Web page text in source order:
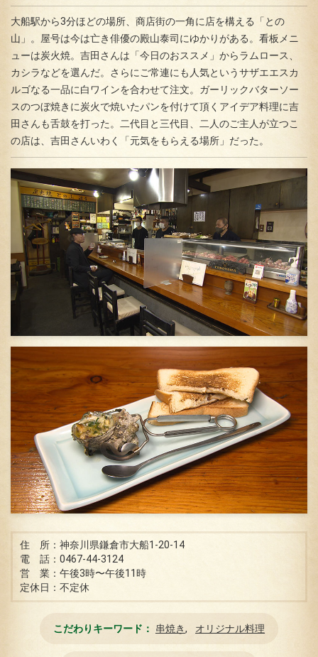
大船駅から3分ほどの場所、商店街の一角に店を構える「との
山」。屋号は今は亡き俳優の殿山泰司にゆかりがある。看板メニ
ューは炭火焼。吉田さんは「今日のおススメ」からラムロース、
カシラなどを選んだ。さらにご常連にも人気というサザエエスカ
ルゴなる一品に白ワインを合わせて注文。ガーリックバターソー
スのつぼ焼きに炭火で焼いたパンを付けて頂くアイデア料理に吉
田さんも舌鼓を打った。二代目と三代目、二人のご主人が立つこ
の店は、吉田さんいわく「元気をもらえる場所」だった。
住 所：神奈川県鎌倉市大船1-20-14
電 話：0467-44-3124
営 業：午後3時〜午後11時
定休日：不定休
こだわりキーワード 串焼き オリジナル料理